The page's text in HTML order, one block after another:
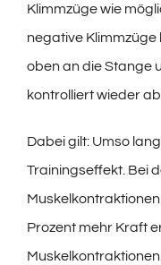
Klimmzüge wie
negative Klimmzüge
oben an die Stange
kontrolliert wieder
Dabei gilt: Umso
Trainingseffekt. Bei
Prozent mehr Kraft